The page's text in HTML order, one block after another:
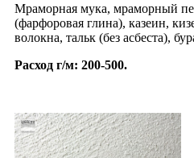
Мраморная мука, мраморный
(фарфоровая глина), казеин,
волокна, тальк (без асбеста),
Расход г/м: 200-500.